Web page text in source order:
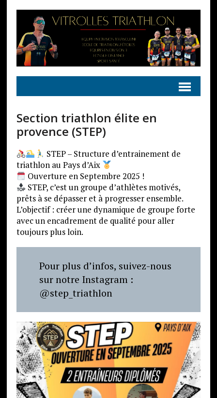
Section triathlon élite en
provence (STEP)
STEP – Structure d’entrainement de
triathlon au Pays d’Aix
Ouverture en Septembre 2025 !
STEP, c’est un groupe d’athlètes motivés,
prêts à se dépasser et à progresser ensemble.
L’objectif : créer une dynamique de groupe forte
avec un encadrement de qualité pour aller
toujours plus loin.
Pour plus d’infos, suivez-nous
sur notre Instagram :
@step_triathlon